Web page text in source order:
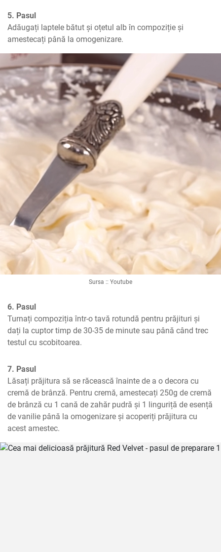
5. Pasul
Adăugați laptele bătut și oțetul alb în compoziție și
amestecați până la omogenizare.
Sursa :: Youtube
6. Pasul
Turnați compoziția într-o tavă rotundă pentru prăjituri și
dați la cuptor timp de 30-35 de minute sau până când trec
testul cu scobitoarea.
7. Pasul
Lăsați prăjitura să se răcească înainte de a o decora cu
cremă de brânză. Pentru cremă, amestecați 250g de cremă
de brânză cu 1 cană de zahăr pudră și 1 linguriță de esență
de vanilie până la omogenizare și acoperiți prăjitura cu
acest amestec.